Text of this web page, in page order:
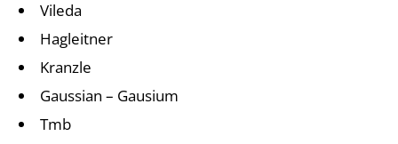
Vileda
Hagleitner
Kranzle
Gaussian – Gausium
Tmb